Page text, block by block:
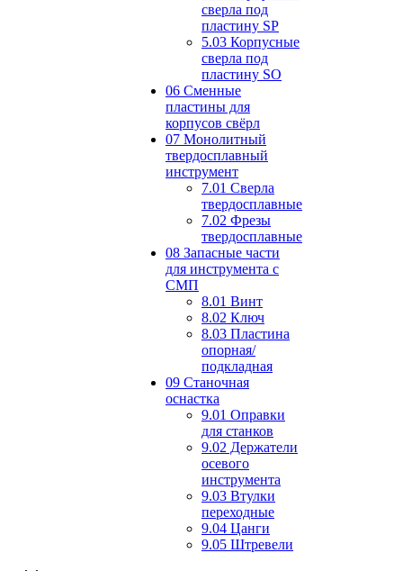
сверла под
пластину SP
5.03 Корпусные
сверла под
пластину SO
06 Сменные
пластины для
корпусов свёрл
07 Монолитный
твердосплавный
инструмент
7.01 Сверла
твердосплавные
7.02 Фрезы
твердосплавные
08 Запасные части
для инструмента с
СМП
8.01 Винт
8.02 Ключ
8.03 Пластина
опорная/
подкладная
09 Станочная
оснастка
9.01 Оправки
для станков
9.02 Держатели
осевого
инструмента
9.03 Втулки
переходные
9.04 Цанги
9.05 Штревели